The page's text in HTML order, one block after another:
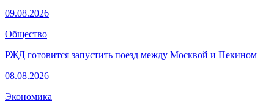
09.08.2026
Общество
РЖД готовится запустить поезд между Москвой и Пекином
08.08.2026
Экономика